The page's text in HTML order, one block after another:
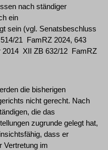
nach ständiger
ein
sein (vgl. Senatsbeschluss
21 ­ FamRZ 2024, 643
XII ZB 632/12 ­ FamRZ
die bisherigen
nicht gerecht. Nach
die das
zugrunde gelegt hat,
dass er
Vertretung im